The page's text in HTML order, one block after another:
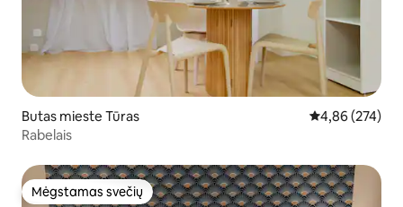
Butas mieste Tūras Vidutinis
4,86 (274)
Rabelais
Mėgstamas svečių
Mėgstamas svečių